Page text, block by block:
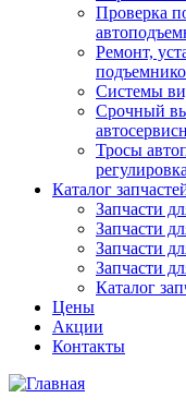
Проверка
Ремонт,
Системы
Срочный
Тросы
Каталог
Запчасти
Запчасти
Запчасти
Запчасти
Каталог
Цены
Акции
Контакты